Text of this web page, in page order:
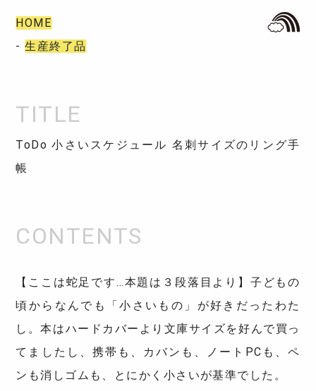
HOME
-生産終了品
ToDo 小さいスケジュール 名刺サイズのリング手
帳
【ここは蛇足です…本題は３段落目より】子どもの
頃からなんでも「小さいもの」が好きだったわた
し。本はハードカバーより文庫サイズを好んで買っ
てましたし、携帯も、カバンも、ノートPCも、ペ
ンも消しゴムも、とにかく小さいが基準でした。